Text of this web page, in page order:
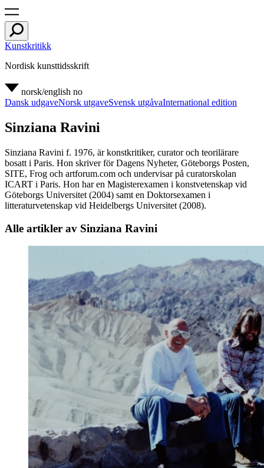
Kunstkritikk
Nordisk kunsttidsskrift
norsk/english no
Dansk udgaveNorsk utgaveSvensk utgåvaInternational edition
Sinziana Ravini
Sinziana Ravini f. 1976, är konstkritiker, curator och teorilärare
bosatt i Paris. Hon skriver för Dagens Nyheter, Göteborgs Posten,
SITE, Frog och artforum.com och undervisar på curatorskolan
ICART i Paris. Hon har en Magisterexamen i konstvetenskap vid
Göteborgs Universitet (2004) samt en Doktorsexamen i
litteraturvetenskap vid Heidelbergs Universitet (2008).
Alle artikler av Sinziana Ravini